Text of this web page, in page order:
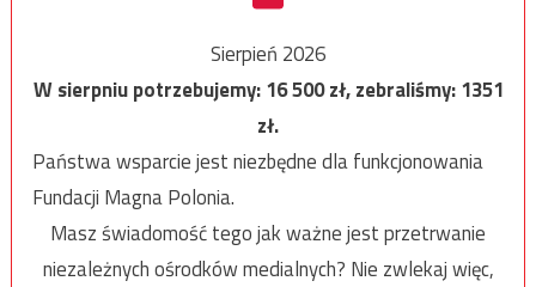
Sierpień 2026
W sierpniu potrzebujemy:16 500zł, zebraliśmy:1351
zł.
Państwa wsparcie jest niezbędne dla funkcjonowania
Fundacji Magna Polonia.
Masz świadomość tego jak ważne jest przetrwanie
niezależnych ośrodków medialnych? Nie zwlekaj więc,